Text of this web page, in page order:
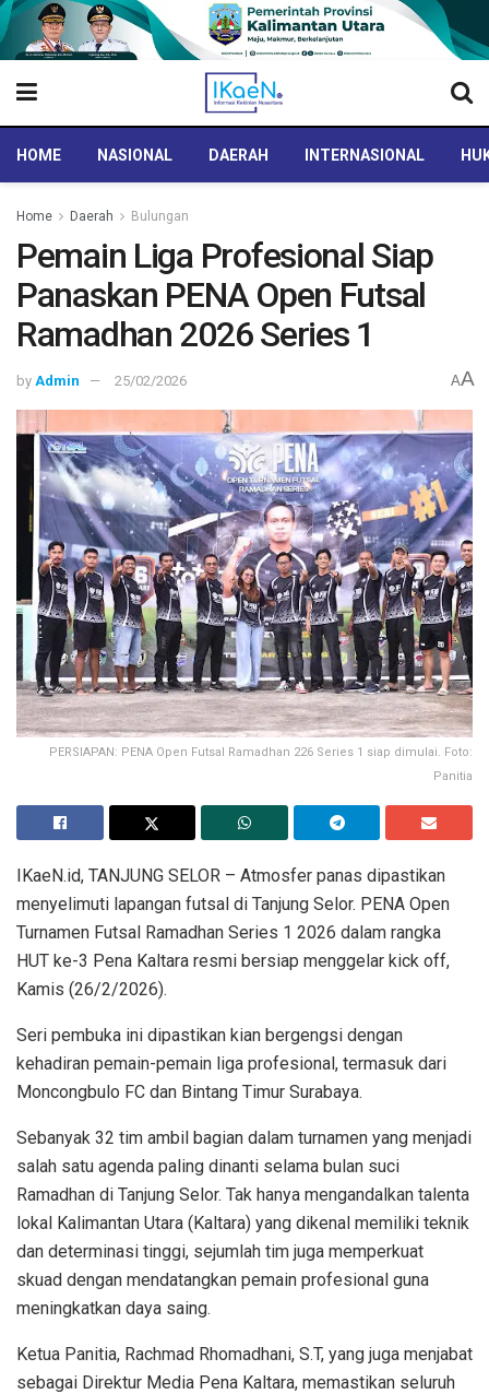
HOME NASIONAL DAERAH INTERNASIONAL
Home Daerah Bulungan
Pemain Liga Profesional Siap
Panaskan PENA Open Futsal
Ramadhan 2026 Series 1
by Admin 25/02/2026 AA
PERSIAPAN: PENA Open Futsal Ramadhan 226 Series 1 siap dimulai. Foto:
Panitia
IKaeN.id, TANJUNG SELOR – Atmosfer panas dipastikan
menyelimuti lapangan futsal di Tanjung Selor. PENA Open
Turnamen Futsal Ramadhan Series 1 2026 dalam rangka
HUT ke-3 Pena Kaltara resmi bersiap menggelar kick off,
Kamis (26/2/2026).
Seri pembuka ini dipastikan kian bergengsi dengan
kehadiran pemain-pemain liga profesional, termasuk dari
Moncongbulo FC dan Bintang Timur Surabaya.
Sebanyak 32 tim ambil bagian dalam turnamen yang menjadi
salah satu agenda paling dinanti selama bulan suci
Ramadhan di Tanjung Selor. Tak hanya mengandalkan talenta
lokal Kalimantan Utara (Kaltara) yang dikenal memiliki teknik
dan determinasi tinggi, sejumlah tim juga memperkuat
skuad dengan mendatangkan pemain profesional guna
meningkatkan daya saing.
Ketua Panitia, Rachmad Rhomadhani, S.T, yang juga menjabat
sebagai Direktur Media Pena Kaltara, memastikan seluruh